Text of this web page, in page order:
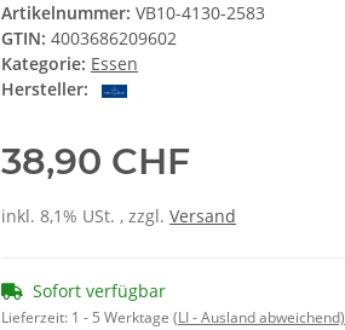
Artikelnummer: VB10-4130-2583
GTIN: 4003686209602
Kategorie: Essen
Hersteller:
38,90 CHF
inkl. 8,1% USt. , zzgl. Versand
Sofort verfügbar
Lieferzeit: 1 - 5 Werktage (LI - Ausland abweichend)